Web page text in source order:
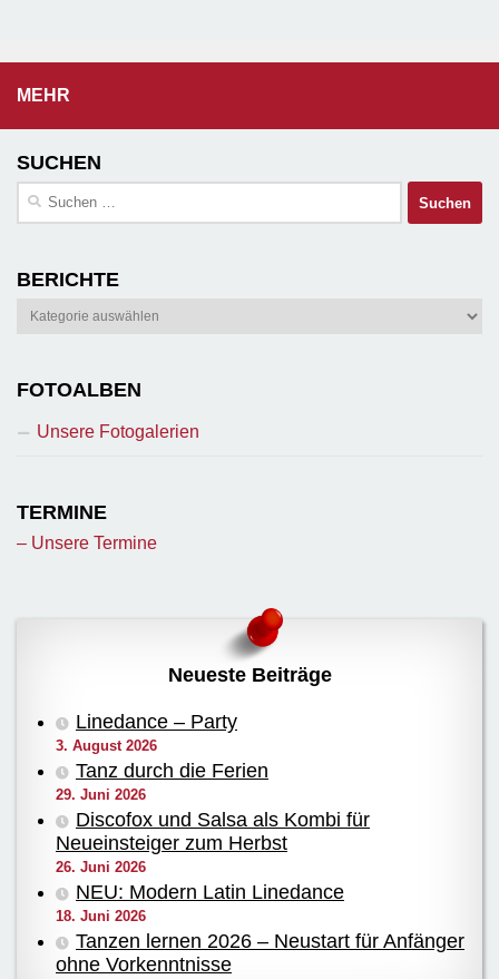
MEHR
SUCHEN
Suchen
BERICHTE
Berichte
FOTOALBEN
Unsere Fotogalerien
TERMINE
– Unsere Termine
Neueste Beiträge
Linedance – Party
3. August 2026
Tanz durch die Ferien
29. Juni 2026
Discofox und Salsa als Kombi für
Neueinsteiger zum Herbst
26. Juni 2026
NEU: Modern Latin Linedance
18. Juni 2026
Tanzen lernen 2026 – Neustart für Anfänger
ohne Vorkenntnisse